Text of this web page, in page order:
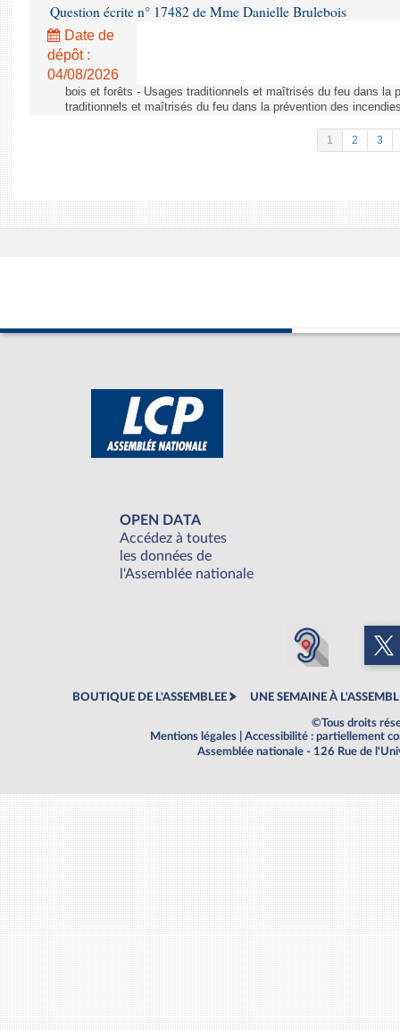
Question écrite n° 17482 de Mme Danielle Brulebois
Date de
dépôt :
04/08/2026
bois et forêts - Usages traditionnels et maîtrisés du feu dans la
traditionnels et maîtrisés du feu dans la prévention des
1 2 3
OPEN DATA
Accédez à toutes
les données de
l'Assemblée nationale
BOUTIQUE DE L'ASSEMBLEE UNE SEMAINE À
©Tous droits
Mentions légales
Accessibilité : partiellement
Assemblée nationale - 126 Rue de